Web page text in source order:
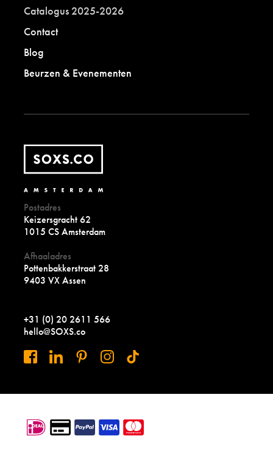
Catalogus 2025-2026
Contact
Blog
Beurzen & Evenementen
Postadres
Keizersgracht 62
1015 CS Amsterdam
Afhaaladres
Pottenbakkerstraat 28
9403 VX Assen
+31 (0) 20 2611 566
hello@SOXS.co